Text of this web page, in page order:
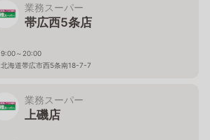
業務スーパー
帯広西5条店
9:00～20:00
北海道帯広市西5条南18-7-7
業務スーパー
上磯店